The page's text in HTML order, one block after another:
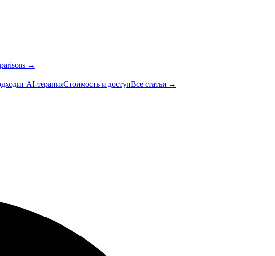
→
AI-терапияСтоимость и доступВсе статьи →